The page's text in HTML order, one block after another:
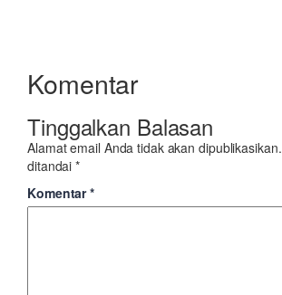
Komentar
Tinggalkan Balasan
Alamat email Anda tidak akan dipublikasikan.
ditandai*
Komentar*